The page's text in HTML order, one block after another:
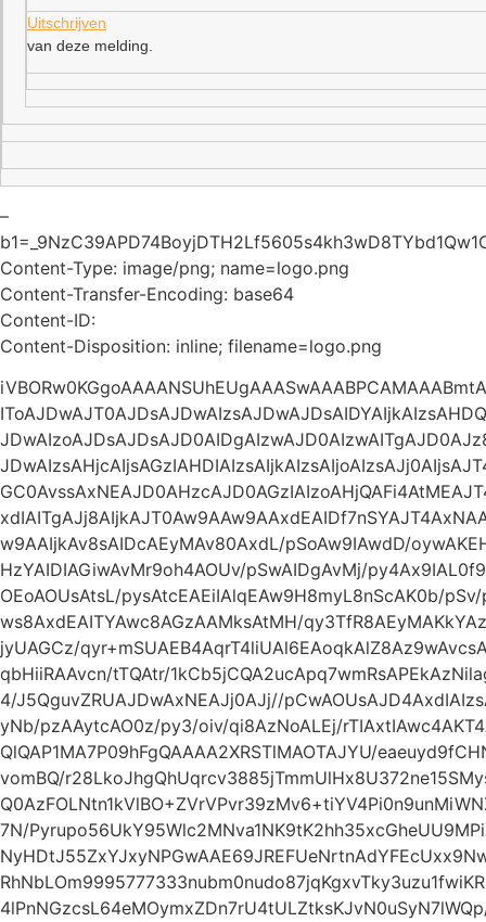
Uitschrijven
van deze melding.
–
Content-Type: image/png; name=logo.png
Content-Transfer-Encoding: base64
Content-ID:
Content-Disposition: inline; filename=logo.png
w9AAIjkAv8sAIDcAEyMAv80AxdL/pSoAw9IAwdD/
HzYAIDIAGiwAvMr9oh4AOUv/pSwAIDgAvMj/
OEoAOUsAtsL/pysAtcEAEiIAlqEAw9H8myL8nScAK0b/
ws8AxdEAITYAwc8AGzAAMksAtMH/
jyUAGCz/
qbHiiRAAvcn/tTQAtr/
4/J5QguvZRUAJDwAxNEAJj0AJj//
yNb/pzAAytcAO0z/py3/oiv/qi8AzNoALEj/
QlQAP1MA7P09hFgQAAAA2XRSTlMAOTAJYU/
vomBQ/
7N/